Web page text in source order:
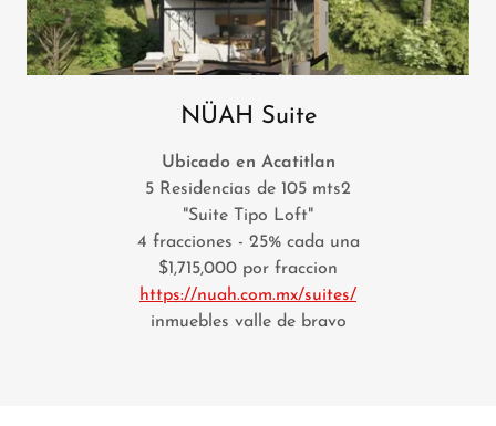
NÜAH Suite
Ubicado en Acatitlan
5 Residencias de 105 mts2
"Suite Tipo Loft"
4 fracciones - 25% cada una
$1,715,000 por fraccion
https://nuah.com.mx/suites/
inmuebles valle de bravo